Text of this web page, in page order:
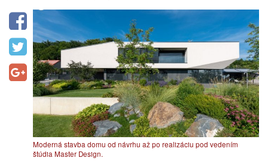
Moderná stavba domu od návrhu až po realizáciu pod vedením
štúdia Master Design.